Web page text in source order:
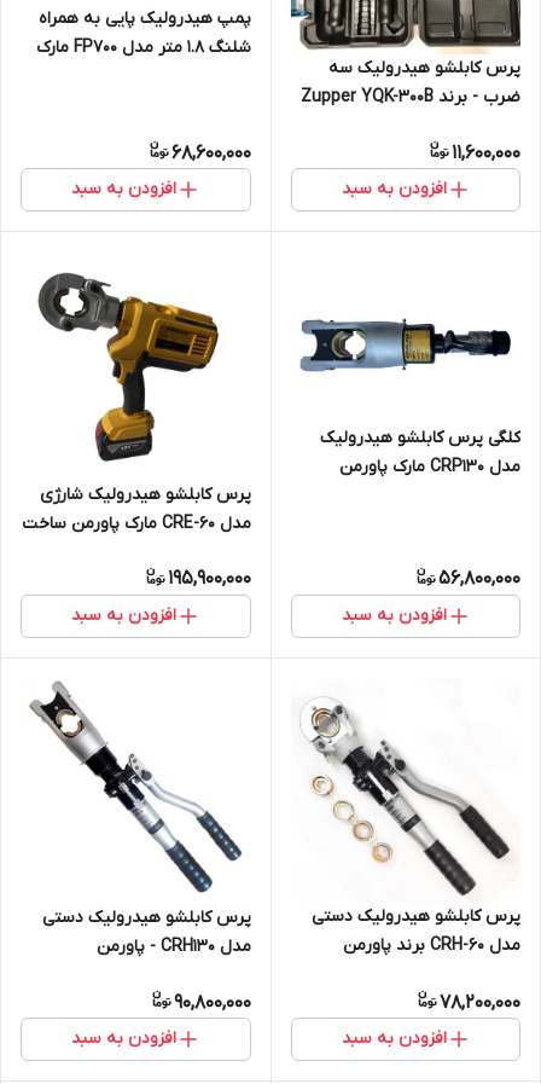
پرس کابلشو هیدرولیک سه
ضرب - برند Zupper YQK-300B
11,600,000
افزودن به سبد
پمپ هیدرولیک پایی به همراه
شلنگ 1.8 متر مدل FP700 مارک
68,600,000
افزودن به سبد
کلگی پرس کابلشو هیدرولیک
مدل CRP130 مارک پاورمن
56,800,000
افزودن به سبد
پرس کابلشو هیدرولیک شارژی
مدل CRE-60 مارک پاورمن ساخت
195,900,000
افزودن به سبد
پرس کابلشو هیدرولیک دستی
مدل CRH-60 برند پاورمن
78,200,000
افزودن به سبد
پرس کابلشو هیدرولیک دستی
مدل CRH130 - پاورمن
90,800,000
افزودن به سبد